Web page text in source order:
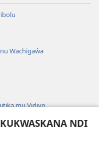
NDI
Wachigaŵa
mu Vidiyo